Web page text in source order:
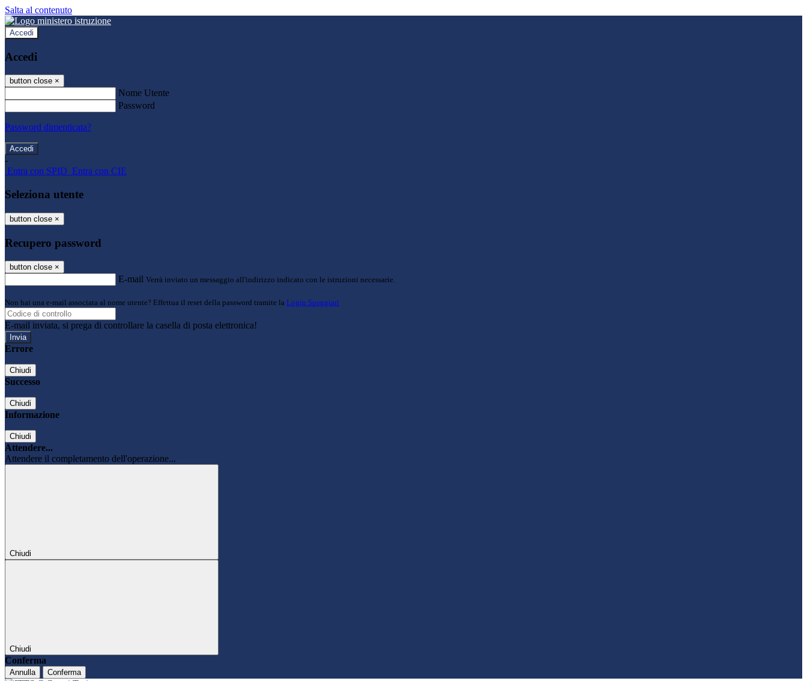
Salta al contenuto
Accedi
Accedi
button close ×
Nome Utente
Password
Password dimenticata?
-
Entra con SPID Entra con CIE
Seleziona utente
button close ×
Recupero password
button close ×
E-mail Verrà inviato un messaggio all'indirizzo indicato con le istruzioni necessarie.
Non hai una e-mail associata al nome utente? Effettua il reset della password tramite la Login Spaggiari
E-mail inviata, si prega di controllare la casella di posta elettronica!
Errore
Chiudi
Successo
Chiudi
Informazione
Chiudi
Attendere...
Attendere il completamento dell'operazione...
Chiudi
Chiudi
Conferma
Annulla Conferma